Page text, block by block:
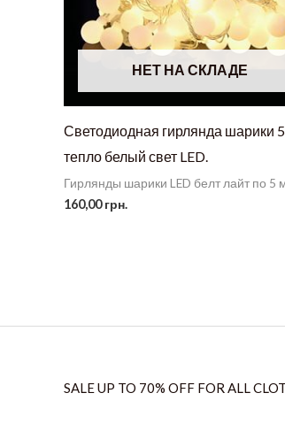
НЕТ НА СКЛАДЕ
Светодиодная гирлянда шарики
тепло белый свет LED.
Гирлянды шарики LED белт лайт по 5
160,00грн.
SALE UP TO 70% OFF FOR ALL